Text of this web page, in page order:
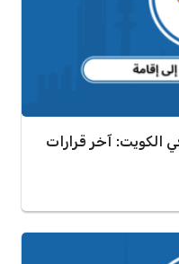
الكويت: آخر قرارات